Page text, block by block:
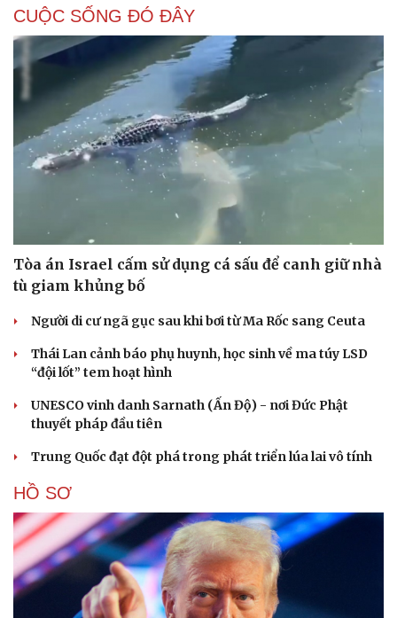
Cải chính
CUỘC SỐNG ĐÓ ĐÂY
Tòa án Israel cấm sử dụng cá sấu để canh giữ nhà
tù giam khủng bố
Người di cư ngã gục sau khi bơi từ Ma Rốc sang Ceuta
Thái Lan cảnh báo phụ huynh, học sinh về ma túy LSD
“đội lốt” tem hoạt hình
UNESCO vinh danh Sarnath (Ấn Độ) - nơi Đức Phật
thuyết pháp đầu tiên
Trung Quốc đạt đột phá trong phát triển lúa lai vô tính
HỒ SƠ